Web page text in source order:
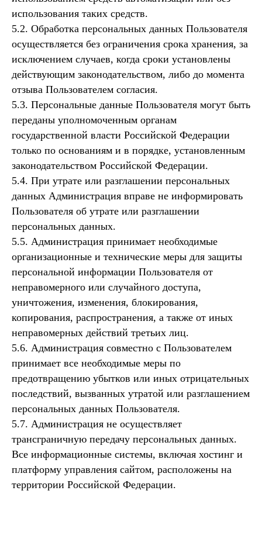
использования таких средств.
5.2. Обработка персональных данных Пользователя
осуществляется без ограничения срока хранения, за
исключением случаев, когда сроки установлены
действующим законодательством, либо до момента
отзыва Пользователем согласия.
5.3. Персональные данные Пользователя могут быть
переданы уполномоченным органам
государственной власти Российской Федерации
только по основаниям и в порядке, установленным
законодательством Российской Федерации.
5.4. При утрате или разглашении персональных
данных Администрация вправе не информировать
Пользователя об утрате или разглашении
персональных данных.
5.5. Администрация принимает необходимые
организационные и технические меры для защиты
персональной информации Пользователя от
неправомерного или случайного доступа,
уничтожения, изменения, блокирования,
копирования, распространения, а также от иных
неправомерных действий третьих лиц.
5.6. Администрация совместно с Пользователем
принимает все необходимые меры по
предотвращению убытков или иных отрицательных
последствий, вызванных утратой или разглашением
персональных данных Пользователя.
5.7. Администрация не осуществляет
трансграничную передачу персональных данных.
Все информационные системы, включая хостинг и
платформу управления сайтом, расположены на
территории Российской Федерации.